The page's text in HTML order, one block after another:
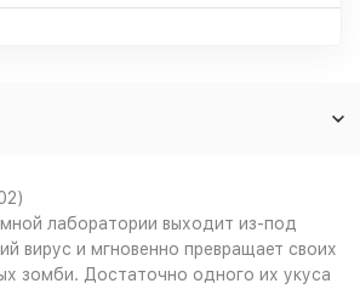
лаборатории выходит из-под
вирус и мгновенно превращает своих
зомби. Достаточно одного их укуса